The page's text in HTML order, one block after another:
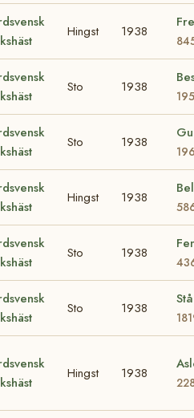
Hingst 1938
Sto 1938
Sto 1938
Hingst 1938
Sto 1938
Sto 1938
Hingst 1938